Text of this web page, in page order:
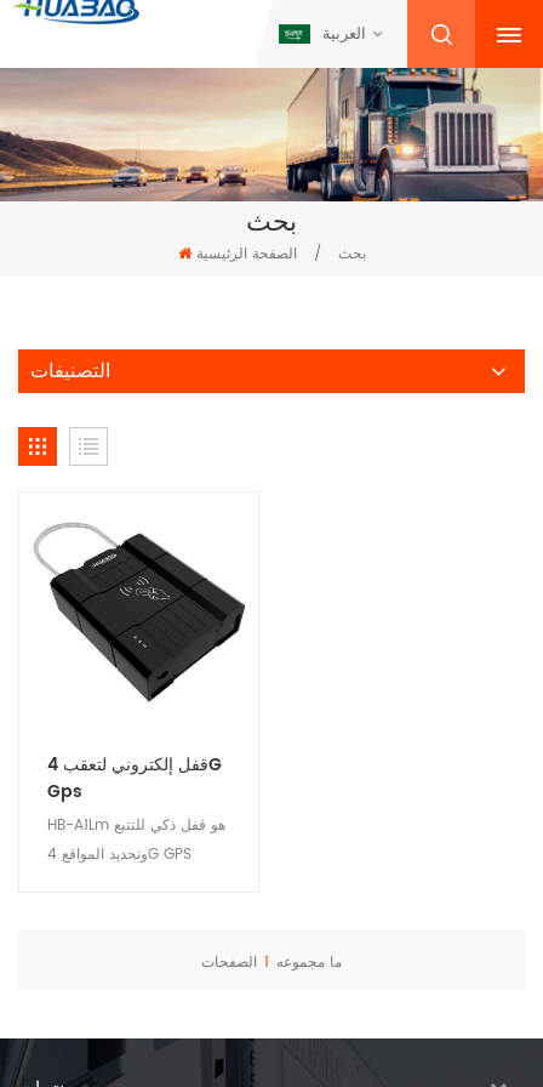
العربية
بحث
الصفحة الرئيسية / بحث
التصنيفات
قفل إلكتروني لتعقب 4G
Gps
HB-A1Lm هو قفل ذكي للتتبع
وتحديد المواقع 4G GPS
ما مجموعه 1 الصفحات